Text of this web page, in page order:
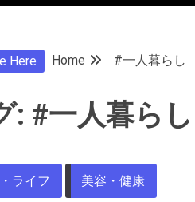
Here Home #一人暮らし
: #一人暮らし
ライフ 美容・健康